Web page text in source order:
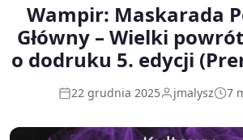
Wampir: Maskarada
Główny – Wielki
o dodruku 5. edycji
22 grudnia 2025 jmalysz 7